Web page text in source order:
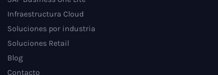
Infraestructura Cloud
Soluciones por industria
Soluciones Retail
Blog
Contacto